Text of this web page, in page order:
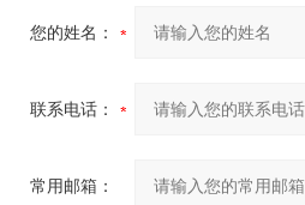
您的姓名：
联系电话：
常用邮箱：